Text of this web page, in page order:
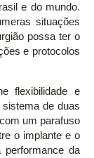
e do mundo.
situações
possa ter o
e protocolos
flexibilidade e
de duas
um parafuso
o implante e o
da